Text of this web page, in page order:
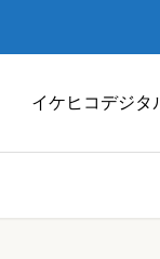
イケヒコデジタ